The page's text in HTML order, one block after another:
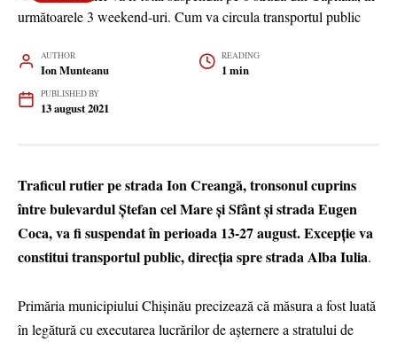
AUTHOR
Ion Munteanu
READING
1 min
PUBLISHED BY
13 august 2021
Traficul rutier pe strada Ion Creangă, tronsonul cuprins
între bulevardul Ștefan cel Mare și Sfânt și strada Eugen
Coca, va fi suspendat în perioada 13-27 august. Excepție va
constitui transportul public, direcția spre strada Alba Iulia.
Primăria municipiului Chișinău precizează că măsura a fost luată
în legătură cu executarea lucrărilor de așternere a stratului de